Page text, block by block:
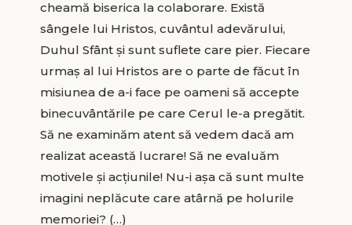
cheamă biserica la colaborare. Există
sângele lui Hristos, cuvântul adevărului,
Duhul Sfânt și sunt suflete care pier. Fiecare
urmaș al lui Hristos are o parte de făcut în
misiunea de a-i face pe oameni să accepte
binecuvântările pe care Cerul le-a pregătit.
Să ne examinăm atent să vedem dacă am
realizat această lucrare! Să ne evaluăm
motivele și acțiunile! Nu-i așa că sunt multe
imagini neplăcute care atârnă pe holurile
memoriei? (…)